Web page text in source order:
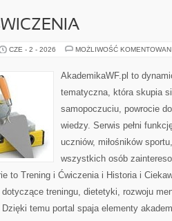
CZE - 2 - 2026 MOŻLIWOŚĆ
AkademikaWF.pl to
tematyczna, która skupia
samopoczuciu, powrocie
wiedzy. Serwis pełni
uczniów, miłośników
wszystkich osób
to Trening i Ćwiczenia i Historia i
treningu, dietetyki, rozwoju
temu portal spaja elementy